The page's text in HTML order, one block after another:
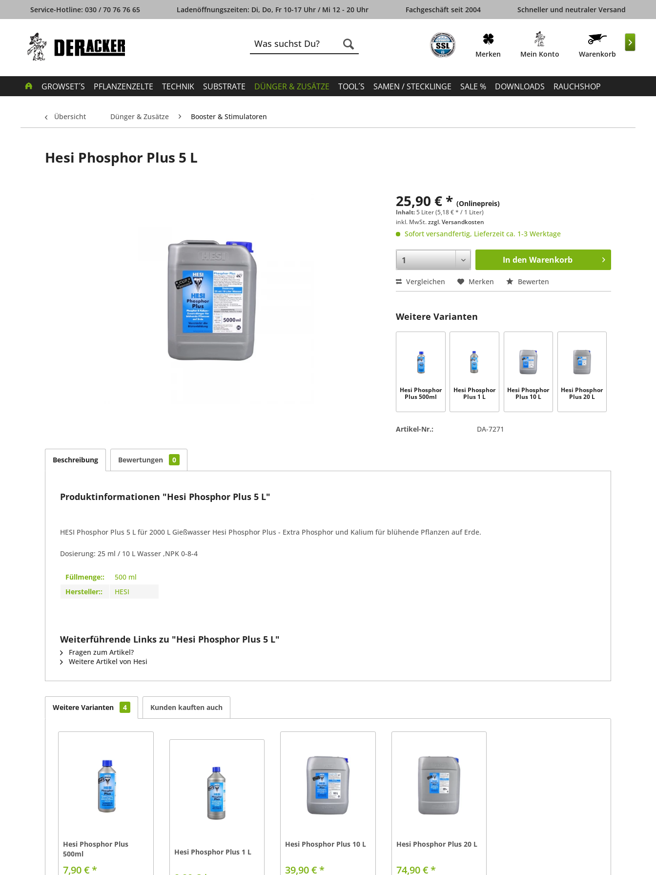
Service-Hotline: 030 / 70 76 76 65 Ladenöffnungszeiten: Di, Do, Fr 10-17 Uhr / Mi 12 - 20 Uhr Fachgeschäft seit 2004 Schneller und neutraler Versand
Merken Mein Konto Warenkorb
GROWSET´S PFLANZENZELTE TECHNIK SUBSTRATE DÜNGER & ZUSÄTZE TOOL´S SAMEN / STECKLINGE SALE % DOWNLOADS RAUCHSHOP

Übersicht Dünger & Zusätze Booster & Stimulatoren
Hesi Phosphor Plus 5 L
25,90 € *(Onlinepreis)
Inhalt:5 Liter (5,18 € * / 1 Liter)
inkl. MwSt.zzgl. Versandkosten
Sofort versandfertig, Lieferzeit ca. 1-3 Werktage
In den Warenkorb
Vergleichen Merken Bewerten
Weitere Varianten
Hesi Phosphor
Plus 500ml
Hesi Phosphor
Plus 1 L
Hesi Phosphor
Plus 10 L
Hesi Phosphor
Plus 20 L
Artikel-Nr.: DA-7271
Beschreibung Bewertungen 0
Produktinformationen "Hesi Phosphor Plus 5 L"
HESI Phosphor Plus 5 L für 2000 L Gießwasser Hesi Phosphor Plus - Extra Phosphor und Kalium für blühende Pflanzen auf Erde.
Dosierung: 25 ml / 10 L Wasser ,NPK 0-8-4
Füllmenge::
500 ml
Hersteller::
HESI
Weiterführende Links zu "Hesi Phosphor Plus 5 L"
Fragen zum Artikel?
Weitere Artikel von Hesi
Weitere Varianten 4 Kunden kauften auch
Hesi Phosphor Plus
500ml
7,90 € *
Hesi Phosphor Plus 1 L
Hesi Phosphor Plus 10 L
39,90 € *
Hesi Phosphor Plus 20 L
74,90 € *